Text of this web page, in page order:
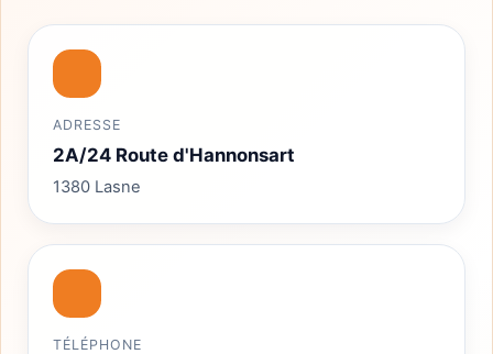
ADRESSE
2A/24 Route d'Hannonsart
1380 Lasne
TÉLÉPHONE